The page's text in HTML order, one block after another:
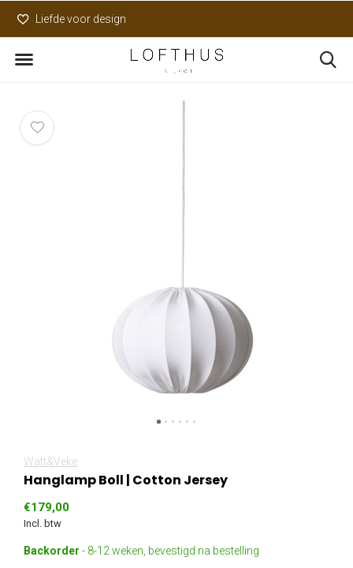
Liefde voor design
Watt&Veke
Hanglamp Boll | Cotton Jersey
€179,00
Incl. btw
Backorder - 8-12 weken, bevestigd na bestelling